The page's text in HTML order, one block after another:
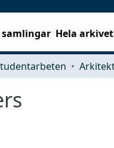
samlingar Hela arkivet